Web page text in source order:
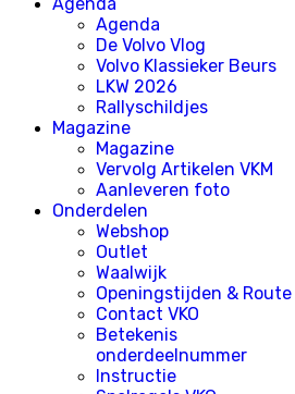
Agenda
De Volvo Vlog
Volvo Klassieker Beurs
LKW 2026
Rallyschildjes
Magazine
Magazine
Vervolg Artikelen VKM
Aanleveren foto
Onderdelen
Webshop
Outlet
Waalwijk
Openingstijden & Route
Contact VKO
Betekenis
onderdeelnummer
Instructie